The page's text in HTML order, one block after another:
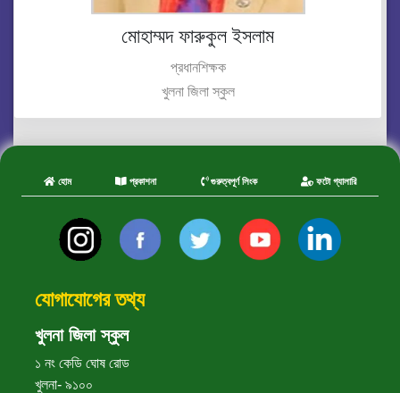
মোহাম্মদ ফারুকুল ইসলাম
প্রধানশিক্ষক
খুলনা জিলা স্কুল
হোম প্রকাশনা গুরুত্বপূর্ণ লিংক ফটো গ্যালারি
যোগাযোগের তথ্য
খুলনা জিলা স্কুল
১ নং কেডি ঘোষ রোড
খুলনা- ৯১০০